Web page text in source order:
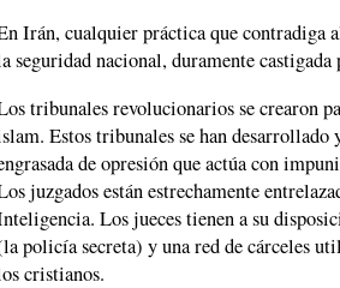
Irán, cualquier práctica que contradiga
seguridad nacional, duramente
tribunales revolucionarios se crearon
Estos tribunales se han
de opresión que actúa con
juzgados están estrechamente
Los jueces tienen a su
policía secreta) y una red de cárceles
cristianos.